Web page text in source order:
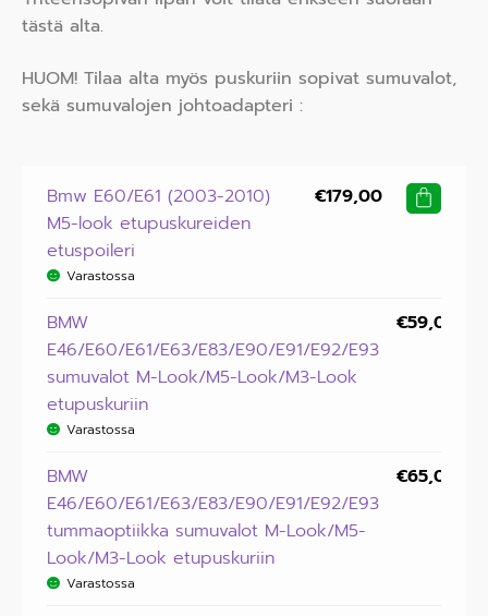
tästä alta.
HUOM! Tilaa alta myös puskuriin sopivat sumuvalot,
sekä sumuvalojen johtoadapteri :
Bmw E60/E61 (2003-2010)
M5-look etupuskureiden
etuspoileri
Varastossa
€179,00
BMW
E46/E60/E61/E63/E83/E90/E91/E92/E93
sumuvalot M-Look/M5-Look/M3-Look
etupuskuriin
Varastossa
€59,00
BMW
E46/E60/E61/E63/E83/E90/E91/E92/E93
tummaoptiikka sumuvalot M-Look/M5-
Look/M3-Look etupuskuriin
Varastossa
€65,00